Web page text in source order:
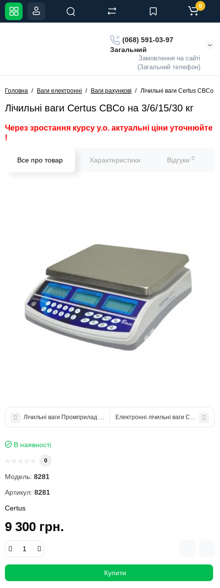
(068) 591-03-97
Загальний
Замовлення на сайті
(Загальний телефон)
0
Головна Ваги електронні Ваги рахункові Лічильні ваги Certus CBCо
Лічильні ваги Certus CBCо на 3/6/15/30 кг
Через зростання курсу у.о. актуальні ціни уточнюйте
!
Все про товар Характеристики Відгуки 0
Лічильні ваги Промприлад ВТА-60/30-63-АС на 30 кг
Електронні лічильні ваги CAS EC на
В наявності
0
Модель: 8281
Артикул: 8281
Certus
9 300 грн.
Купити